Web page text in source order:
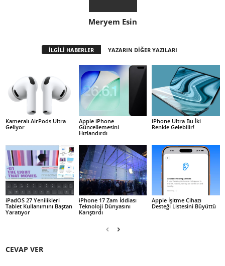
Meryem Esin
İLGİLİ HABERLER YAZARIN DİĞER YAZILARI
Kameralı AirPods Ultra
Geliyor
Apple iPhone
Güncellemesini
Hızlandırdı
iPhone Ultra Bu İki
Renkle Gelebilir!
iPadOS 27 Yenilikleri
Tablet Kullanımını Baştan
Yaratıyor
iPhone 17 Zam İddiası
Teknoloji Dünyasını
Karıştırdı
Apple İşitme Cihazı
Desteği Listesini Büyüttü
CEVAP VER